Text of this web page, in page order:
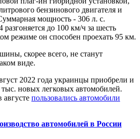
бензинового двигателя и
мощность - 306 л. с.
до 100 км/ч за шесть
режиме он способен проехать 95 км.
скорее всего, не станут
виде.
2022 года украинцы приобрели и
новых легковых автомобилей.
пользовались автомобили
автомобилей в России